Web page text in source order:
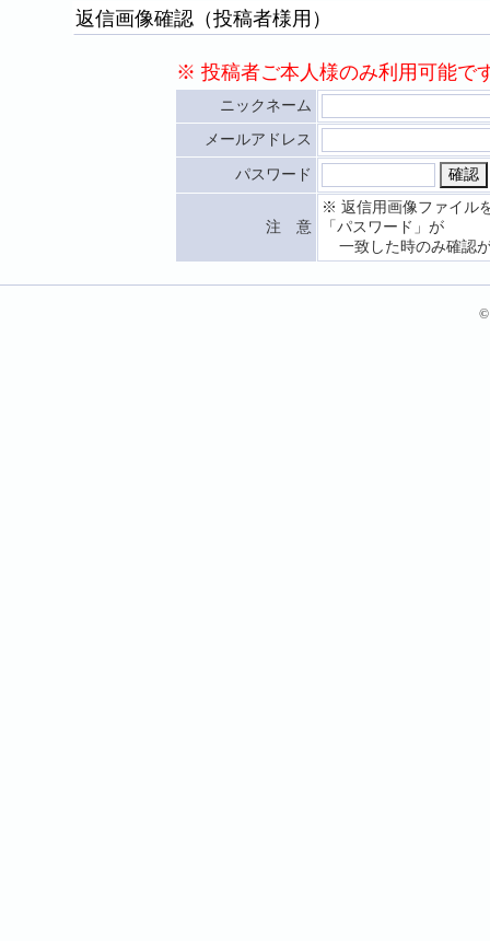
返信画像確認（投稿者様用）
※ 投稿者ご本人様のみ利用可能
ニックネーム
メールアドレス
パスワード
注 意
※ 返信用画像ファイル
「パスワード」が
一致した時のみ確認
©